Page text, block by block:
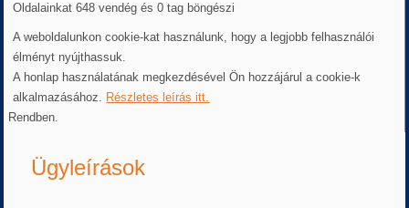
Oldalainkat 648 vendég és 0 tag böngészi
A weboldalunkon cookie-kat használunk, hogy a legjobb felhasználói
élményt nyújthassuk.
A honlap használatának megkezdésével Ön hozzájárul a cookie-k
alkalmazásához. Részletes leírás itt.
Rendben.
Ügyleírások